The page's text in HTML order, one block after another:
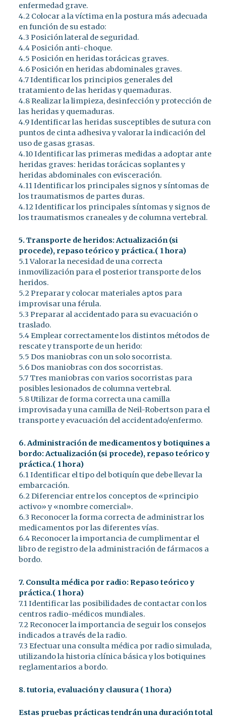
enfermedad grave.
4.2 Colocar a la víctima en la postura más adecuada
en función de su estado:
4.3 Posición lateral de seguridad.
4.4 Posición anti-choque.
4.5 Posición en heridas torácicas graves.
4.6 Posición en heridas abdominales graves.
4.7 Identificar los principios generales del
tratamiento de las heridas y quemaduras.
4.8 Realizar la limpieza, desinfección y protección de
las heridas y quemaduras.
4.9 Identificar las heridas susceptibles de sutura con
puntos de cinta adhesiva y valorar la indicación del
uso de gasas grasas.
4.10 Identificar las primeras medidas a adoptar ante
heridas graves: heridas torácicas soplantes y
heridas abdominales con evisceración.
4.11 Identificar los principales signos y síntomas de
los traumatismos de partes duras.
4.12 Identificar los principales síntomas y signos de
los traumatismos craneales y de columna vertebral.
5. Transporte de heridos: Actualización (si
procede), repaso teórico y práctica.( 1 hora)
5.1 Valorar la necesidad de una correcta
inmovilización para el posterior transporte de los
heridos.
5.2 Preparar y colocar materiales aptos para
improvisar una férula.
5.3 Preparar al accidentado para su evacuación o
traslado.
5.4 Emplear correctamente los distintos métodos de
rescate y transporte de un herido:
5.5 Dos maniobras con un solo socorrista.
5.6 Dos maniobras con dos socorristas.
5.7 Tres maniobras con varios socorristas para
posibles lesionados de columna vertebral.
5.8 Utilizar de forma correcta una camilla
improvisada y una camilla de Neil-Robertson para el
transporte y evacuación del accidentado/enfermo.
6. Administración de medicamentos y botiquines a
bordo: Actualización (si procede), repaso teórico y
práctica.( 1 hora)
6.1 Identificar el tipo del botiquín que debe llevar la
embarcación.
6.2 Diferenciar entre los conceptos de «principio
activo» y «nombre comercial».
6.3 Reconocer la forma correcta de administrar los
medicamentos por las diferentes vías.
6.4 Reconocer la importancia de cumplimentar el
libro de registro de la administración de fármacos a
bordo.
7. Consulta médica por radio: Repaso teórico y
práctica.( 1 hora)
7.1 Identificar las posibilidades de contactar con los
centros radio-médicos mundiales.
7.2 Reconocer la importancia de seguir los consejos
indicados a través de la radio.
7.3 Efectuar una consulta médica por radio simulada,
utilizando la historia clínica básica y los botiquines
reglamentarios a bordo.
8. tutoria, evaluación y clausura ( 1 hora)
Estas pruebas prácticas tendrán una duración total